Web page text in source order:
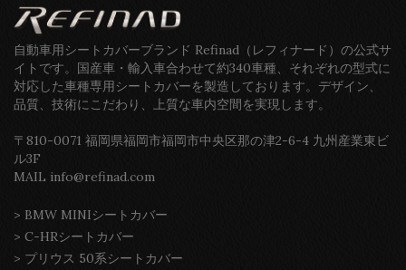
自動車用シートカバーブランド Refinad（レフィナード）の公式サ
イトです。国産車・輸入車合わせて約340車種、それぞれの型式に
対応した車種専用シートカバーを製造しております。デザイン、
品質、技術にこだわり、上質な車内空間を実現します。
〒810-0071 福岡県福岡市福岡市中央区那の津2-6-4 九州産業東ビ
ル3F
MAIL info@refinad.com
> BMW MINIシートカバー
> C-HRシートカバー
> プリウス 50系シートカバー